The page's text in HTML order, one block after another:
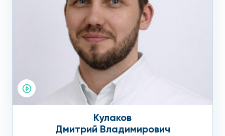
Кулаков
Дмитрий Владимирович